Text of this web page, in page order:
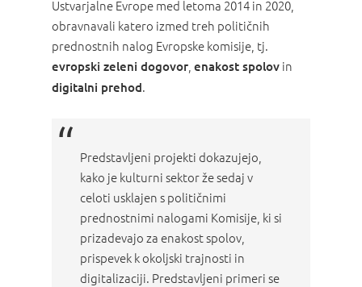
Ustvarjalne Evrope med letoma 2014 in 2020,
obravnavali katero izmed treh političnih
prednostnih nalog Evropske komisije, tj.
evropski zeleni dogovor, enakost spolov in
digitalni prehod.
Predstavljeni projekti dokazujejo,
kako je kulturni sektor že sedaj v
celoti usklajen s političnimi
prednostnimi nalogami Komisije, ki si
prizadevajo za enakost spolov,
prispevek k okoljski trajnosti in
digitalizaciji. Predstavljeni primeri se